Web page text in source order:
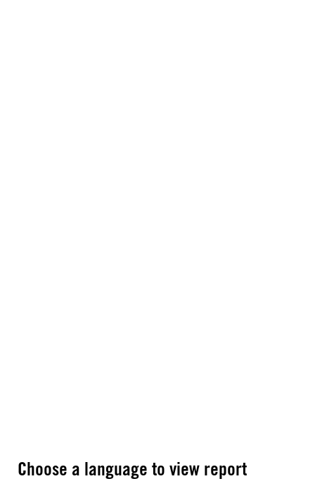
Choose a language to view report